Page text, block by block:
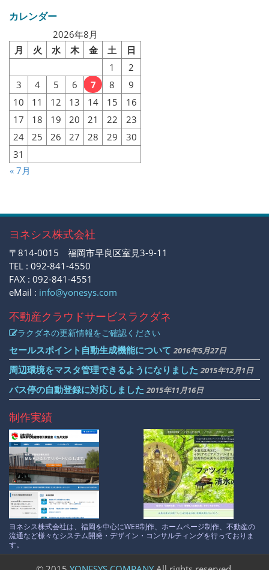
カレンダー
2026年8月
月
火 水 木 金 土 日
« 7月
1
2
3
4 5 6 7 8
9
10
11 12 13 14 15
16
17
18 19 20 21 22
23
24
25 26 27 28 29
30
31
ヨネシス株式会社
〒814-0015 福岡市早良区室見3-9-11
TEL : 092-841-4550
FAX : 092-841-4551
eMail : info@yonesys.com
不動産クラウドサービスラクダネ
ラクダネの更新情報をご確認ください
セールスポイント自動生成機能について 2016年5月27日
周辺環境をマスタ管理できるようになりました 2015年12月1日
バス停の自動登録に対応しました 2015年11月16日
制作実績
ヨネシス株式会社は、福岡を中心にWEB制作、ホームページ制作、不動産の
流通など様々なシステム開発・デザイン・コンサルティングを行っておりま
す。